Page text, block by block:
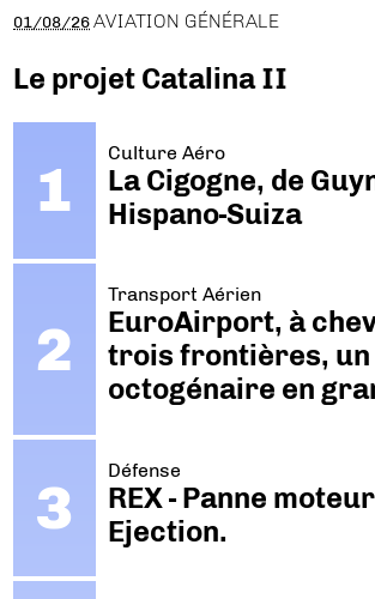
01/08/26 AVIATION GÉNÉRALE
Le projet Catalina II
Culture Aéro
La Cigogne, de
Hispano-Suiza
Transport Aérien
EuroAirport, à
trois frontières, un
octogénaire en
Défense
REX - Panne
Ejection.